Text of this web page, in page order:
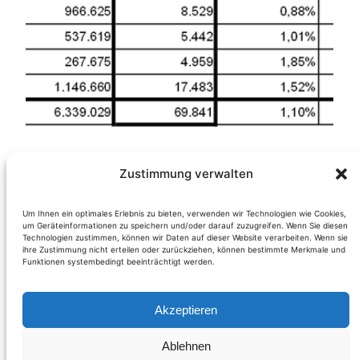
Zustimmung verwalten
Um Ihnen ein optimales Erlebnis zu bieten, verwenden wir Technologien wie Cookies,
um Geräteinformationen zu speichern und/oder darauf zuzugreifen. Wenn Sie diesen
Technologien zustimmen, können wir Daten auf dieser Website verarbeiten. Wenn sie
ihre Zustimmung nicht erteilen oder zurückziehen, können bestimmte Merkmale und
Funktionen systembedingt beeinträchtigt werden.
Akzeptieren
Ablehnen
Vorläufiges
Ergebnis des
Volksbegehrens
„Demokratie Jetzt!“